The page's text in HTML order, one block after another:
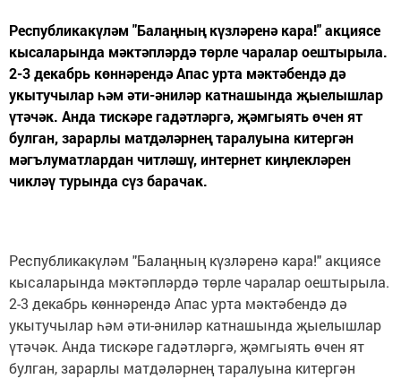
Республикакүләм "Балаңның күзләренә кара!" акциясе
кысаларында мәктәпләрдә төрле чаралар оештырыла.
2-3 декабрь көннәрендә Апас урта мәктәбендә дә
укытучылар һәм әти-әниләр катнашында җыелышлар
үтәчәк. Анда тискәре гадәтләргә, җәмгыять өчен ят
булган, зарарлы матдәләрнең таралуына китергән
мәгълуматлардан читләшү, интернет киңлекләрен
чикләү турында сүз барачак.
Республикакүләм "Балаңның күзләренә кара!" акциясе
кысаларында мәктәпләрдә төрле чаралар оештырыла.
2-3 декабрь көннәрендә Апас урта мәктәбендә дә
укытучылар һәм әти-әниләр катнашында җыелышлар
үтәчәк. Анда тискәре гадәтләргә, җәмгыять өчен ят
булган, зарарлы матдәләрнең таралуына китергән